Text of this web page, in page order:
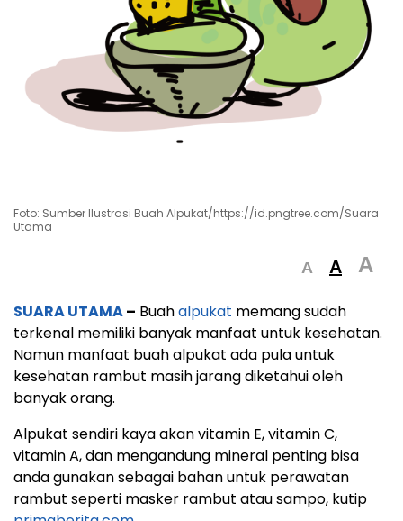
Foto: Sumber Ilustrasi Buah Alpukat/https://id.pngtree.com/Suara
Utama
A A A
SUARA UTAMA– Buahalpukat memang sudah
terkenal memiliki banyak manfaat untuk kesehatan.
Namun manfaat buah alpukat ada pula untuk
kesehatan rambut masih jarang diketahui oleh
banyak orang.
Alpukat sendiri kaya akan vitamin E, vitamin C,
vitamin A, dan mengandung mineral penting bisa
anda gunakan sebagai bahan untuk perawatan
rambut seperti masker rambut atau sampo, kutip